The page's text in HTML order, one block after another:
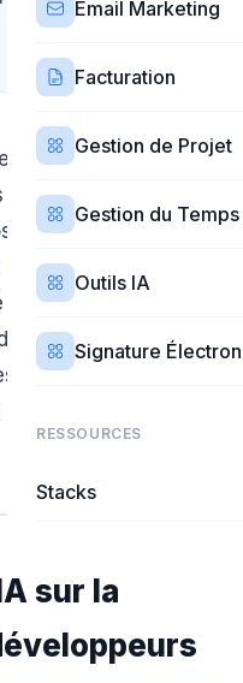
Email Marketing
Facturation
Gestion de Projet
Gestion du Temps
Outils IA
Signature
RESSOURCES
Stacks
sans IA est
Overflow dans
mais nettement
le code ont
transforme
Ce guide fait le
concrets et les
sur la